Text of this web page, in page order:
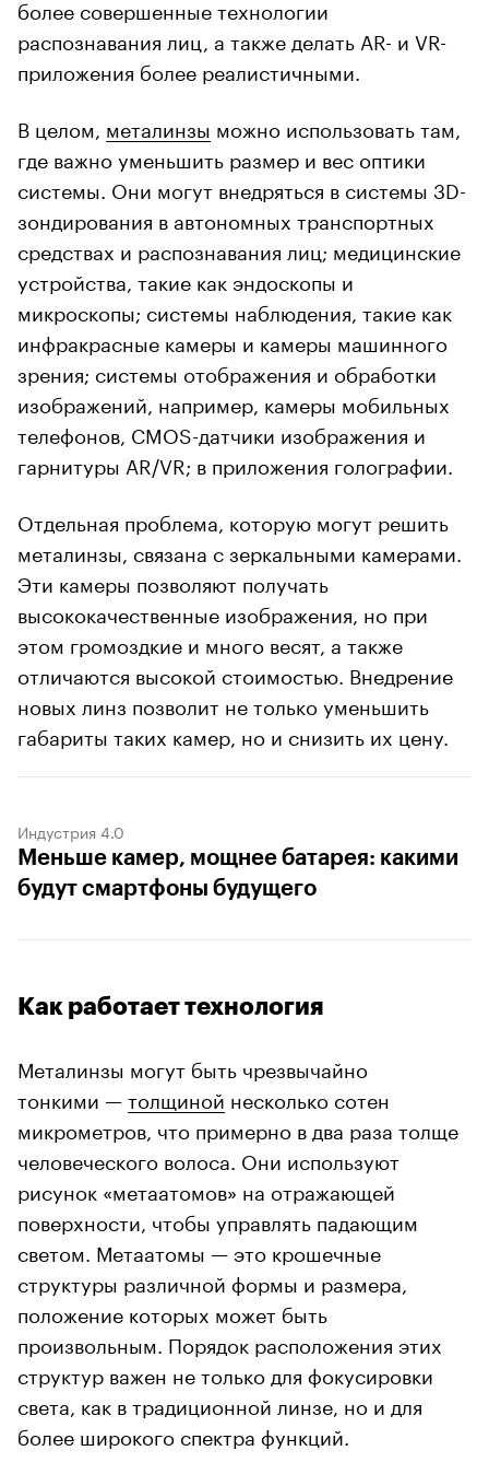
более совершенные технологии
распознавания лиц, а также делать AR- и VR-
приложения более реалистичными.
В целом, металинзы можно использовать там,
где важно уменьшить размер и вес оптики
системы. Они могут внедряться в системы 3D-
зондирования в автономных транспортных
средствах и распознавания лиц; медицинские
устройства, такие как эндоскопы и
микроскопы; системы наблюдения, такие как
инфракрасные камеры и камеры машинного
зрения; системы отображения и обработки
изображений, например, камеры мобильных
телефонов, CMOS-датчики изображения и
гарнитуры AR/VR; в приложения голографии.
Отдельная проблема, которую могут решить
металинзы, связана с зеркальными камерами.
Эти камеры позволяют получать
высококачественные изображения, но при
этом громоздкие и много весят, а также
отличаются высокой стоимостью. Внедрение
новых линз позволит не только уменьшить
габариты таких камер, но и снизить их цену.
Индустрия 4.0
Меньше камер, мощнее батарея: какими
будут смартфоны будущего
Как работает технология
Металинзы могут быть чрезвычайно
тонкими —толщиной несколько сотен
микрометров, что примерно в два раза толще
человеческого волоса. Они используют
рисунок «метаатомов» на отражающей
поверхности, чтобы управлять падающим
светом. Метаатомы — это крошечные
структуры различной формы и размера,
положение которых может быть
произвольным. Порядок расположения этих
структур важен не только для фокусировки
света, как в традиционной линзе, но и для
более широкого спектра функций.